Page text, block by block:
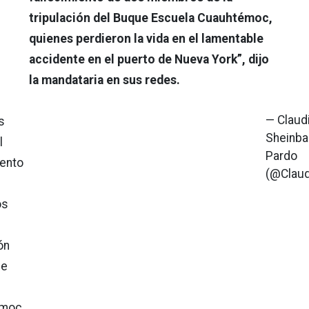
tripulación del Buque Escuela Cuauhtémoc,
quienes perdieron la vida en el lamentable
accidente en el puerto de Nueva York”, dijo
la mandataria en sus redes.
—
Pardo